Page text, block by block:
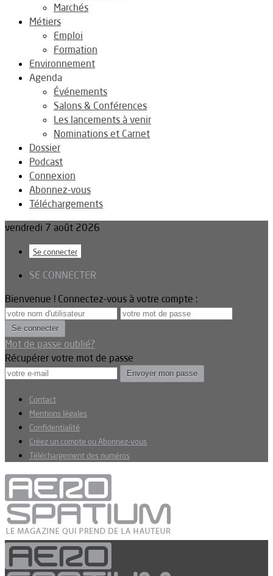
Marchés
Métiers
Emploi
Formation
Environnement
Agenda
Événements
Salons & Conférences
Les lancements à venir
Nominations et Carnet
Dossier
Podcast
Connexion
Abonnez-vous
Téléchargements
vendredi 7 août 2026
Se connecter
SE CONNECTER
Bienvenue ! Connectez-vous à votre compte :
Mot de passe oublié?
Récupérer votre mot de passe
Contact
Mentions légales
Confidentialité
Créez un compte ou Abonnez-vous
Téléchargement des numéros